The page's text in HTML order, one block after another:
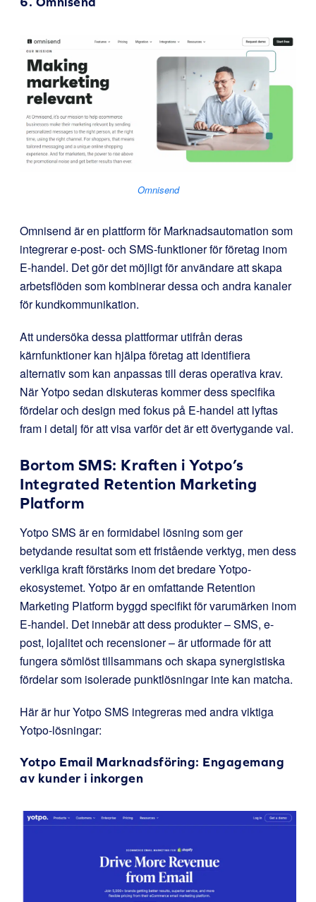
Omnisend
Omnisend är en plattform för Marknadsautomation som
integrerar e-post- och SMS-funktioner för företag inom
E-handel. Det gör det möjligt för användare att skapa
arbetsflöden som kombinerar dessa och andra kanaler
för kundkommunikation.
Att undersöka dessa plattformar utifrån deras
kärnfunktioner kan hjälpa företag att identifiera
alternativ som kan anpassas till deras operativa krav.
När Yotpo sedan diskuteras kommer dess specifika
fördelar och design med fokus på E-handel att lyftas
fram i detalj för att visa varför det är ett övertygande val.
Bortom SMS: Kraften i Yotpo’s
Integrated Retention Marketing
Platform
Yotpo SMS är en formidabel lösning som ger
betydande resultat som ett fristående verktyg, men dess
verkliga kraft förstärks inom det bredare Yotpo-
ekosystemet. Yotpo är en omfattande Retention
Marketing Platform byggd specifikt för varumärken inom
E-handel. Det innebär att dess produkter – SMS, e-
post, lojalitet och recensioner – är utformade för att
fungera sömlöst tillsammans och skapa synergistiska
fördelar som isolerade punktlösningar inte kan matcha.
Här är hur Yotpo SMS integreras med andra viktiga
Yotpo-lösningar:
Yotpo Email Marknadsföring: Engagemang
av kunder i inkorgen